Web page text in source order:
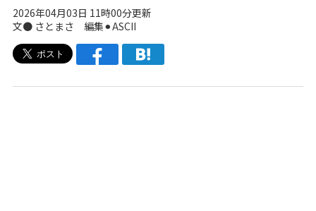
2026年04月03日 11時00分更新
文● さとまさ 編集⚫︎ASCII